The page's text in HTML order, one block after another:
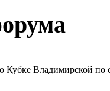
Кубке Владимирской по